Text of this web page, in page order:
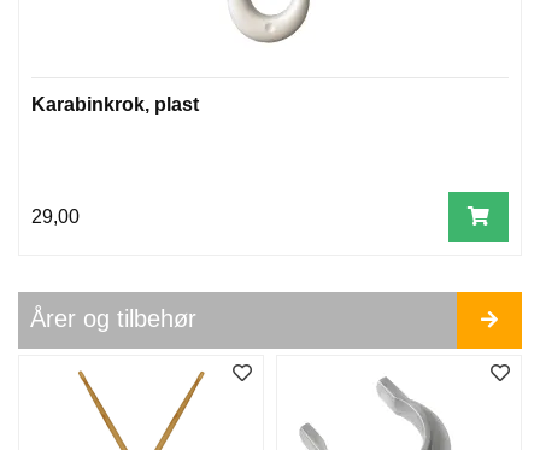
Karabinkrok, plast
29,00
Årer og tilbehør